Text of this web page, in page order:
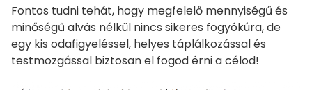
Fontos tudni tehát, hogy megfelelő mennyiségű és
minőségű alvás nélkül nincs sikeres fogyókúra, de
egy kis odafigyeléssel, helyes táplálkozással és
testmozgással biztosan el fogod érni a célod!